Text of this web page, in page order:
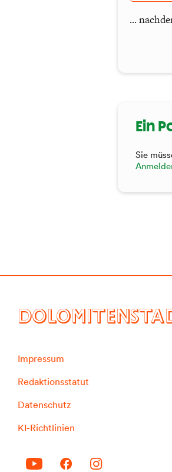
...
Ein
Sie
Impressum
Redaktionsstatut
Datenschutz
KI-Richtlinien